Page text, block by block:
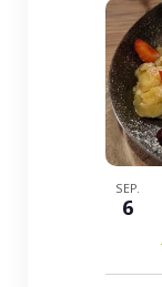
SEP.
6